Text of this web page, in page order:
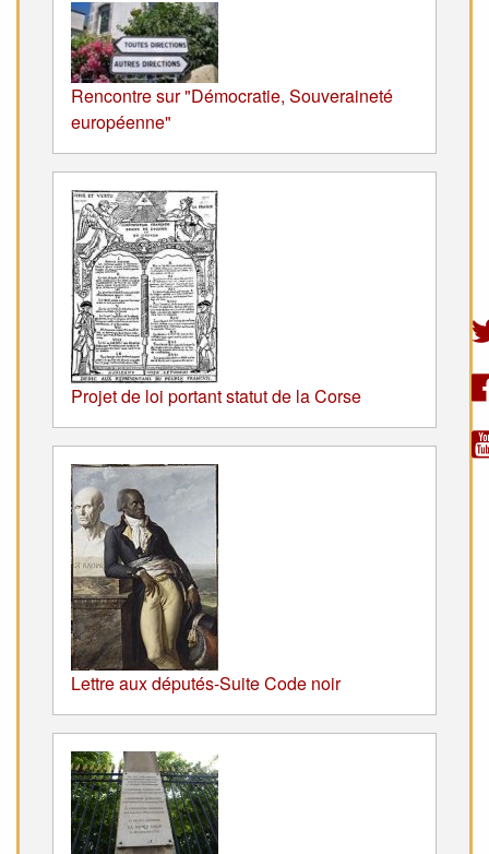
Rencontre sur "Démocratie, Souveraineté
européenne"
Projet de loi portant statut de la Corse
Lettre aux députés-Suite Code noir